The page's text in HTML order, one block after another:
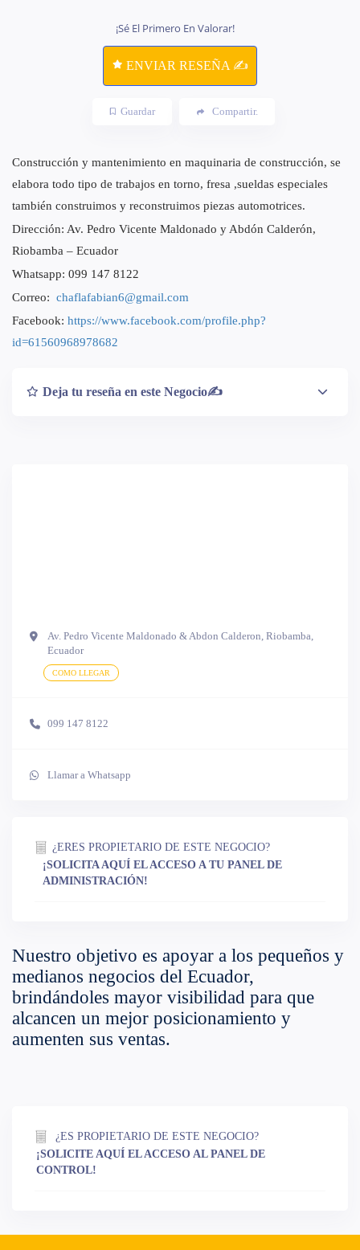
¡Sé El Primero En Valorar!
ENVIAR RESEÑA ✍
Guardar Compartir.
Construcción y mantenimiento en maquinaria de construcción, se
elabora todo tipo de trabajos en torno, fresa ,sueldas especiales
también construimos y reconstruimos piezas automotrices.
Dirección: Av. Pedro Vicente Maldonado y Abdón Calderón,
Riobamba – Ecuador
Whatsapp: 099 147 8122
Correo: chaflafabian6@gmail.com
Facebook: https://www.facebook.com/profile.php?
id=61560968978682
Deja tu reseña en este Negocio✍
Av. Pedro Vicente Maldonado & Abdon Calderon, Riobamba,
Ecuador
COMO LLEGAR
099 147 8122
Llamar a Whatsapp
¿ERES PROPIETARIO DE ESTE NEGOCIO?
¡SOLICITA AQUÍ EL ACCESO A TU PANEL DE
ADMINISTRACIÓN!
Nuestro objetivo es apoyar a los pequeños y
medianos negocios del Ecuador,
brindándoles mayor visibilidad para que
alcancen un mejor posicionamiento y
aumenten sus ventas.
¿ES PROPIETARIO DE ESTE NEGOCIO?
¡SOLICITE AQUÍ EL ACCESO AL PANEL DE
CONTROL!